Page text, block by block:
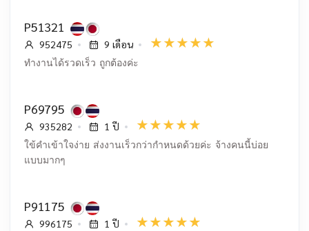
P51321
952475 9 เดือน
ทำงานได้รวดเร็ว ถูกต้องค่ะ
P69795
935282 1 ปี
ใข้คำเข้าใจง่าย ส่งงานเร็วกว่ากำหนดด้วยค่ะ จ้างคนนี้บ่อย
แบบมากๆ
P91175
996175 1 ปี